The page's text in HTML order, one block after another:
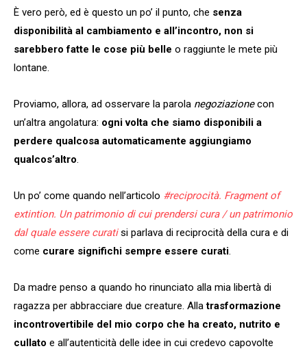
È vero però, ed è questo un po’ il punto, che senza
disponibilità al cambiamento e all’incontro, non si
sarebbero fatte le cose più belle o raggiunte le mete più
lontane.
Proviamo, allora, ad osservare la parola negoziazionecon
un’altra angolatura: ogni volta che siamo disponibili a
perdere qualcosa automaticamente aggiungiamo
qualcos’altro
Un po’ come quando nell’articolo #reciprocità. Fragment of
extintion. Un patrimonio di cui prendersi cura / un patrimonio
dal quale essere curatisi parlava di reciprocità della cura e di
come curare significhi sempre essere curati
Da madre penso a quando ho rinunciato alla mia libertà di
ragazza per abbracciare due creature. Allatrasformazione
incontrovertibile del mio corpo che ha creato, nutrito e
cullato e all’autenticità delle idee in cui credevo capovolte